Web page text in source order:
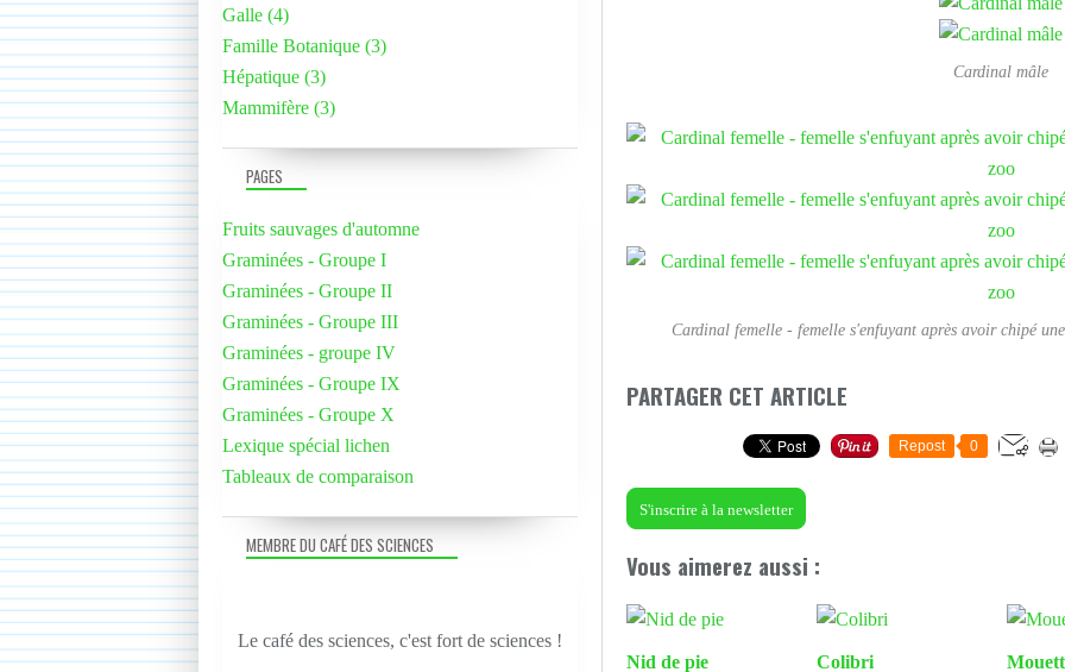
Cardinal mâle
Cardinal femelle - femelle s'enfuyant après avoir chipé
PARTAGER CET ARTICLE
Repost 0
S'inscrire à la newsletter
Vous aimerez aussi :
Nid de pie Colibri
PAGES
Fruits sauvages d'automne
Graminées - Groupe I
Graminées - Groupe II
Graminées - Groupe III
Graminées - groupe IV
Graminées - Groupe IX
Graminées - Groupe X
Lexique spécial lichen
Tableaux de comparaison
Galle (4)
Famille Botanique (3)
Hépatique (3)
Mammifère (3)
MEMBRE DU CAFÉ DES SCIENCES
Le café des sciences, c'est fort de sciences !